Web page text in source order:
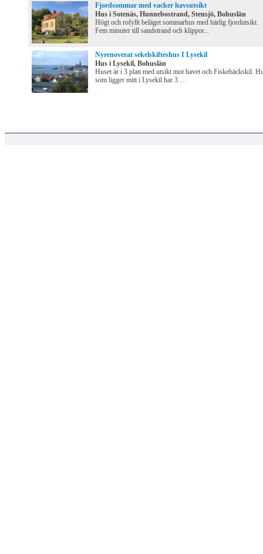
Fjordsommar med vacker havsutsikt
Hus i Sotenäs, Hunnebostrand, Stensjö, Bohuslän
Högt och rofyllt beläget sommarhus med härlig fjordutsikt.
Fem minuter till sandstrand och klippor...
Nyrenoverat sekelskifteshus I Lysekil
Hus i Lysekil, Bohuslän
Huset är i 3 plan med utsikt mot havet och Fiskebäckskil.
som ligger mitt i Lysekil har 3 ...